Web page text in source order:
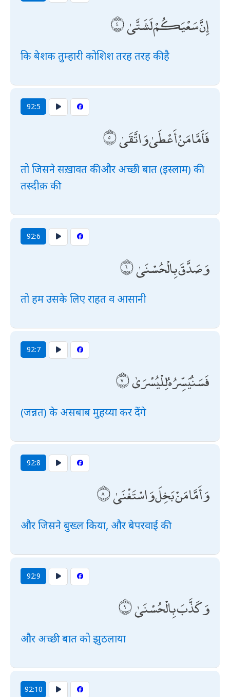
إِنَّ سَعْيَكُمْ لَشَتَّىٰ
कि बेशक तुम्हारी कोशिश तरह तरह की है
92:5
فَأَمَّا مَنْ أَعْطَىٰ وَاتَّقَىٰ
तो जिसने सख़ावत की और अच्छी बात (इस्लाम) की
तस्दीक़ की
92:6
وَصَدَّقَ بِالْحُسْنَىٰ
तो हम उसके लिए राहत व आसानी
92:7
فَسَنُيَسِّرُهُ لِلْيُسْرَىٰ
(जन्नत) के असबाब मुहय्या कर देंगे
92:8
وَأَمَّا مَنْ بَخِلَ وَاسْتَغْنَىٰ
और जिसने बुख्ल किया, और बेपरवाई की
92:9
وَكَذَّبَ بِالْحُسْنَىٰ
और अच्छी बात को झुठलाया
92:10